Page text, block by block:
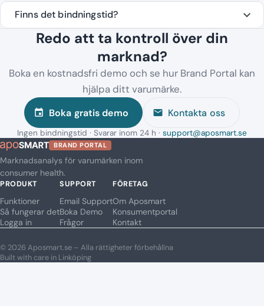
Finns det bindningstid?
Redo att ta kontroll över din
marknad?
Boka en kostnadsfri demo och se hur Brand Portal kan
hjälpa ditt varumärke.
event Boka gratis demo mail Kontakta oss
Ingen bindningstid · Svarar inom 24 h · support@aposmart.se
BRAND PORTAL
Marknadsanalys för varumärken inom
consumer health.
PRODUKT
Funktioner
Så fungerar det
Logga in
SUPPORT
Email Support
Boka Demo
Frågor
FÖRETAG
Om Aposmart
Konsumentportal
Kontakt
© 2026 Aposmart.se – Alla rättigheter förbehållna
Built with care in Linköping